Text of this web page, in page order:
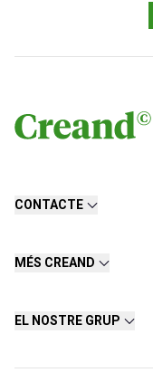
CONTACTE
MÉS CREAND
EL NOSTRE GRUP